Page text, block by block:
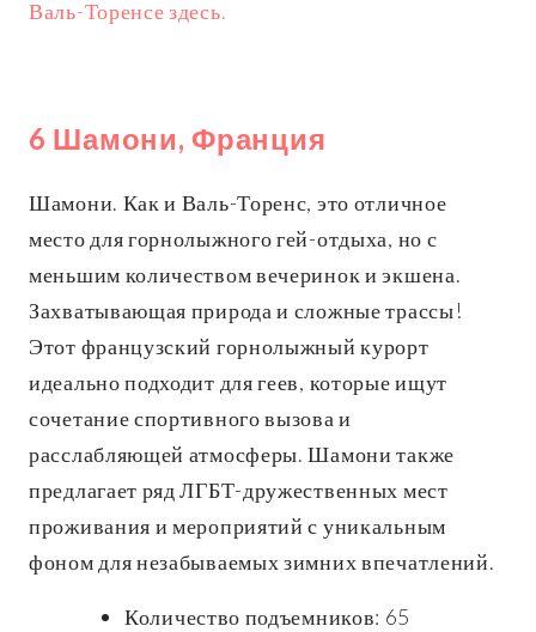
Валь-Торенсе здесь.
6 Шамони, Франция
Шамони. Как и Валь-Торенс, это отличное
место для горнолыжного гей-отдыха, но с
меньшим количеством вечеринок и экшена.
Захватывающая природа и сложные трассы!
Этот французский горнолыжный курорт
идеально подходит для геев, которые ищут
сочетание спортивного вызова и
расслабляющей атмосферы. Шамони также
предлагает ряд ЛГБТ-дружественных мест
проживания и мероприятий с уникальным
фоном для незабываемых зимних впечатлений.
Количество подъемников: 65